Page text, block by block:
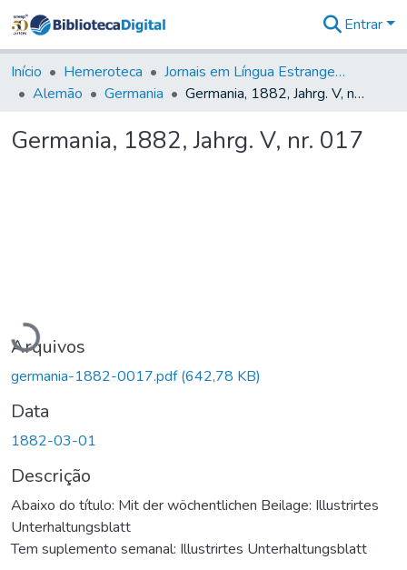
&
Coleções
Tudo na
Digital
Entrar
Início Hemeroteca
Jornais em Língua Estrangeira
Alemão
Germania Germania, 1882, Jahrg. V, nr. 017
Germania, 1882, Jahrg. V, nr. 017
Arquivos
germania-1882-0017.pdf(642,78 KB)
Data
1882-03-01
Descrição
Abaixo do título: Mit der wöchentlichen Beilage: Illustrirtes
Unterhaltungsblatt
Tem suplemento semanal: Illustrirtes Unterhaltungsblatt